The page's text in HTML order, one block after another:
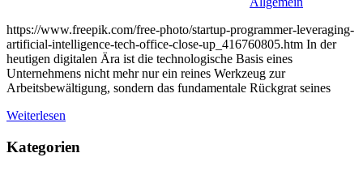
https://www.freepik.com/free-photo/startup-programmer-leveraging-
artificial-intelligence-tech-office-close-up_416760805.htm In der
heutigen digitalen Ära ist die technologische Basis eines
Unternehmens nicht mehr nur ein reines Werkzeug zur
Arbeitsbewältigung, sondern das fundamentale Rückgrat seines
Weiterlesen
Kategorien